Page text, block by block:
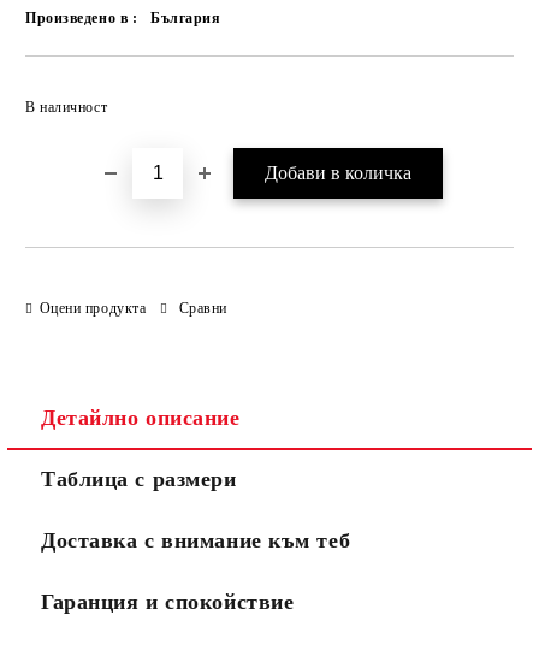
Произведено в : България
В наличност
Оцени продукта Сравни
Детайлно описание
Таблица с размери
Доставка с внимание към теб
Гаранция и спокойствие